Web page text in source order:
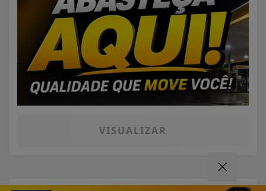
VISUALIZAR